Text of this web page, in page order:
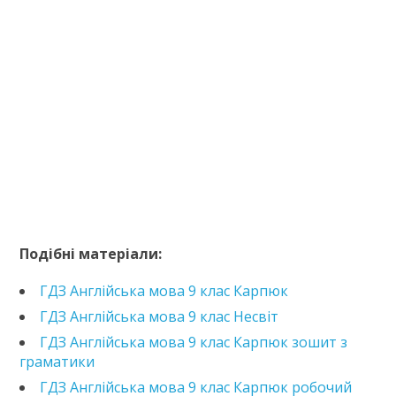
r&pageLayout=singlePage&u=kreidaros
Подібні матеріали:
ГДЗ Англійська мова 9 клас Карпюк
ГДЗ Англійська мова 9 клас Несвіт
ГДЗ Англійська мова 9 клас Карпюк зошит з
граматики
ГДЗ Англійська мова 9 клас Карпюк робочий